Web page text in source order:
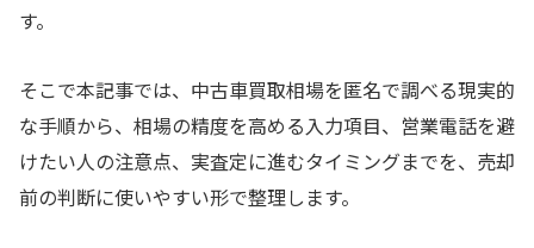
す。
そこで本記事では、中古車買取相場を匿名で調べる現実的
な手順から、相場の精度を高める入力項目、営業電話を避
けたい人の注意点、実査定に進むタイミングまでを、売却
前の判断に使いやすい形で整理します。